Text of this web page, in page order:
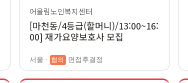
어울림노인복지센터
[마천동/4등급(할머니)/13:00~16:
00] 재가요양보호사 모집
서울 · 협의 면접후결정